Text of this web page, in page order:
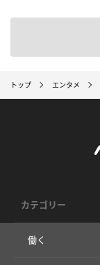
トップ エンタメ
カテゴリー
働く